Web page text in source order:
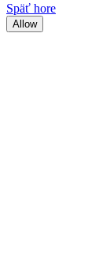
Späť hore
Allow